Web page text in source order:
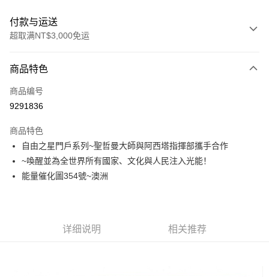
付款与运送
超取满NT$3,000免运
信用卡一次付款
超商取货付款
Apple Pay
街口支付
商品特色
商品编号
9291836
商品特色
自由之星門戶系列~聖哲曼大師與阿西塔指揮部攜手合作
~喚醒並為全世界所有國家、文化與人民注入光能！
能量催化圖354號~澳洲
详细说明 相关推荐